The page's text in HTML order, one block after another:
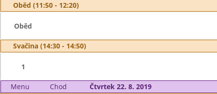
Oběd (11:50 - 12:20)
Oběd
Svačina (14:30 - 14:50)
1
Menu Chod
Čtvrtek 22. 8. 2019